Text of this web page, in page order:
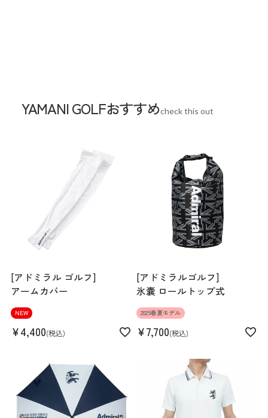
YAMANI GOLFおすすめcheck this out
[アドミラル ゴルフ]
アームカバー
NEW
¥4,400 税込
[アドミラルゴルフ]
氷嚢 ロールトップ式
2025春夏モデル
¥7,700 税込